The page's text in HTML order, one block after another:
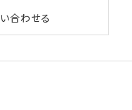
合わせる